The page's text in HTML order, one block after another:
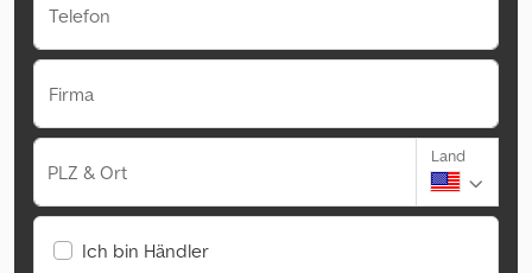
Telefon
Firma
PLZ & Ort
Land
Ich bin Händler